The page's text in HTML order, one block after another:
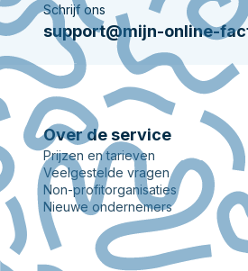
Schrijf ons
support@mijn-online-
Over de service
Prijzen en tarieven
Veelgestelde vragen
Non-profitorganisaties
Nieuwe ondernemers